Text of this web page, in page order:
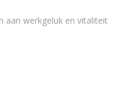
aan werkgeluk en vitaliteit